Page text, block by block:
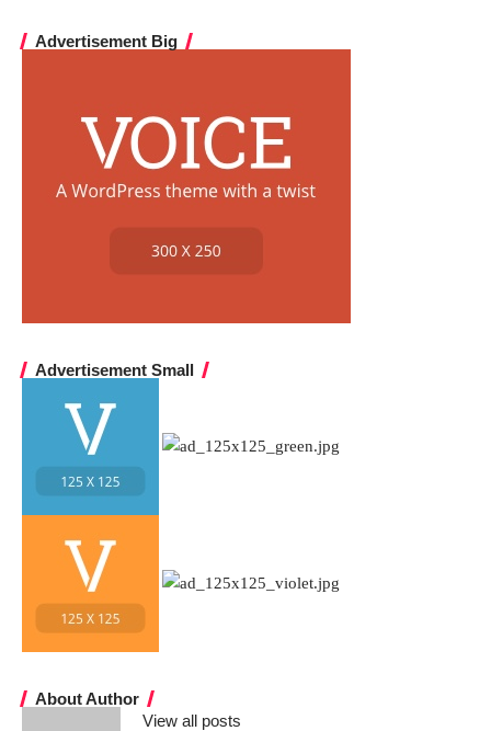
Advertisement Big
Advertisement Small
About Author
View all posts